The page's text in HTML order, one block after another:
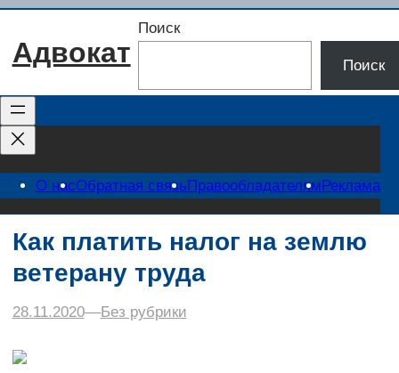
Перейти
содержимому
Адвокат
Поиск
Поиск
О насОбратная связьПравообладателямРеклама
Как платить налог на землю
ветерану труда
28.11.2020––Без рубрики